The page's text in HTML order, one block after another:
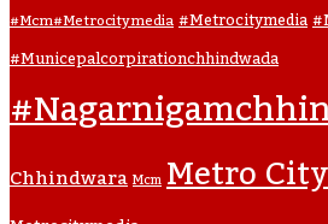
#mcm#metrocitymedia#metrocitymedia
#municepalcorpirationchhindwada
ChhindwaraMcmMetro